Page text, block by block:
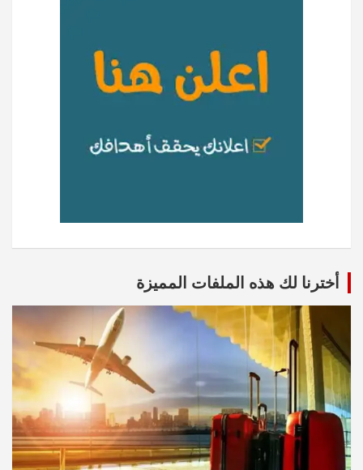
أخترنا لك هذه الملفات المميزة